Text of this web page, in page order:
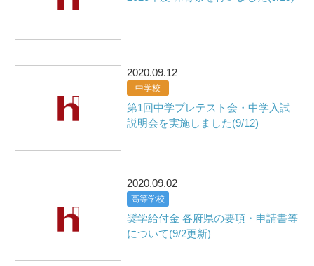
2020.09.12
中学校
第1回中学プレテスト会・中学入試
説明会を実施しました(9/12)
2020.09.02
高等学校
奨学給付金 各府県の要項・申請書等
について(9/2更新)